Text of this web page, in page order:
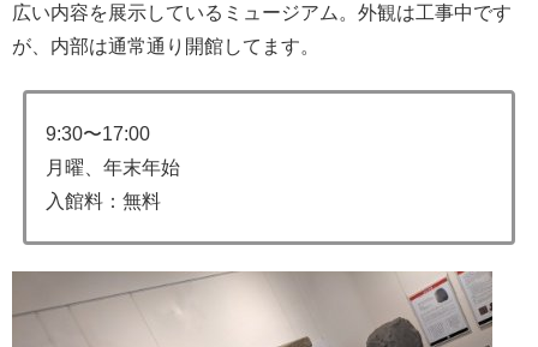
広い内容を展示しているミュージアム。外観は工事中です
が、内部は通常通り開館してます。
9:30〜17:00
月曜、年末年始
入館料：無料